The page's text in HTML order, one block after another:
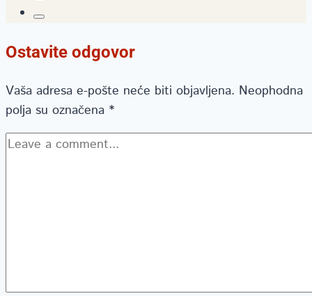
Ostavite odgovor
Vaša adresa e-pošte neće biti objavljena. Neophodna
polja su označena *